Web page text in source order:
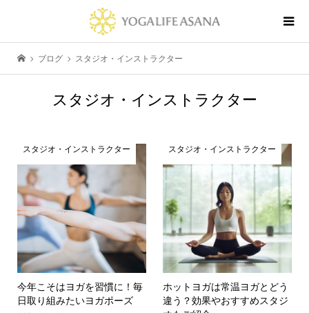
ブログ スタジオ・インストラクター
スタジオ・インストラクター
スタジオ・インストラクター
今年こそはヨガを習慣に！毎
日取り組みたいヨガポーズ
スタジオ・インストラクター
ホットヨガは常温ヨガとどう
違う？効果やおすすめスタジ